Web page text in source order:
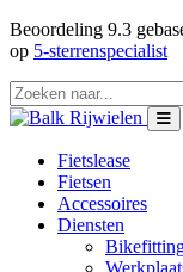
Beoordeling 9.3
op 5-sterrenspecialist
Fietslease
Fietsen
Accessoires
Diensten